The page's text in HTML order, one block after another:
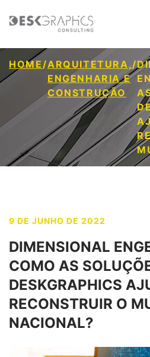
HOME/ARQUITETURA,
ENGENHARIA E
CONSTRUÇÃO
/
9 DE JUNHO DE 2022
DIMENSIONAL
COMO AS
DESKGRAPHICS
RECONSTRUIR O
NACIONAL?